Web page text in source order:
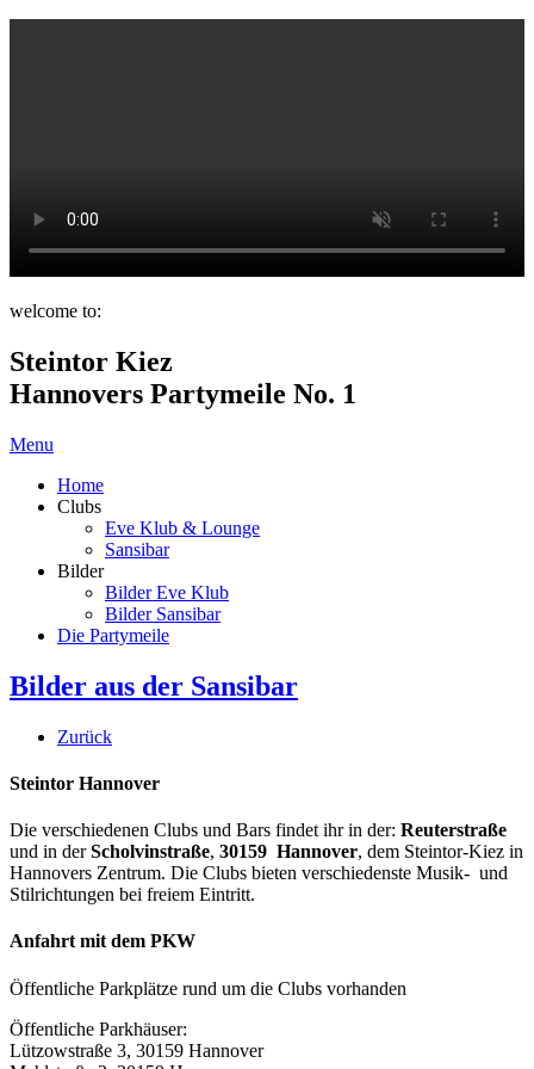
welcome to:
Steintor Kiez
Hannovers Partymeile No. 1
Menu
Home
Clubs
Eve Klub & Lounge
Sansibar
Bilder
Bilder Eve Klub
Bilder Sansibar
Die Partymeile
Bilder aus der Sansibar
Zurück
Steintor Hannover
Die verschiedenen Clubs und Bars findet ihr in der: Reuterstraße
und in derScholvinstraße, 30159 Hannover, dem Steintor-Kiez in
Hannovers Zentrum. Die Clubs bieten verschiedenste Musik- und
Stilrichtungen bei freiem Eintritt.
Anfahrt mit dem PKW
Öffentliche Parkplätze rund um die Clubs vorhanden
Öffentliche Parkhäuser:
Lützowstraße 3, 30159 Hannover